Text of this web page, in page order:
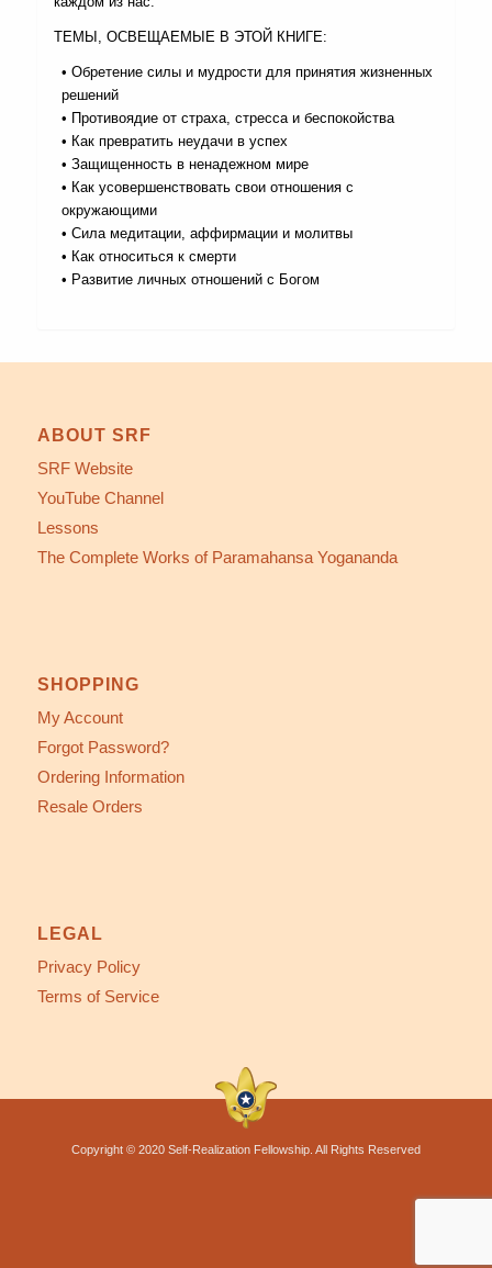
ТЕМЫ, ОСВЕЩАЕМЫЕ В ЭТОЙ КНИГЕ:
• Обретение силы и мудрости для принятия жизненных
решений
• Противоядие от страха, стресса и беспокойства
• Как превратить неудачи в успех
• Защищенность в ненадежном мире
• Как усовершенствовать свои отношения с
окружающими
• Сила медитации, аффирмации и молитвы
• Как относиться к смерти
• Развитие личных отношений с Богом
ABOUT SRF
SRF Website
YouTube Channel
Lessons
The Complete Works of Paramahansa Yogananda
SHOPPING
My Account
Forgot Password?
Ordering Information
Resale Orders
LEGAL
Privacy Policy
Terms of Service
Copyright © 2020 Self-Realization Fellowship. All Rights Reserved